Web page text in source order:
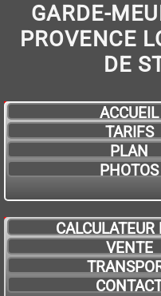
GARDE-
PROVENCE
DE
ACCUEIL
TARIFS
PLAN
PHOTOS
VENTE